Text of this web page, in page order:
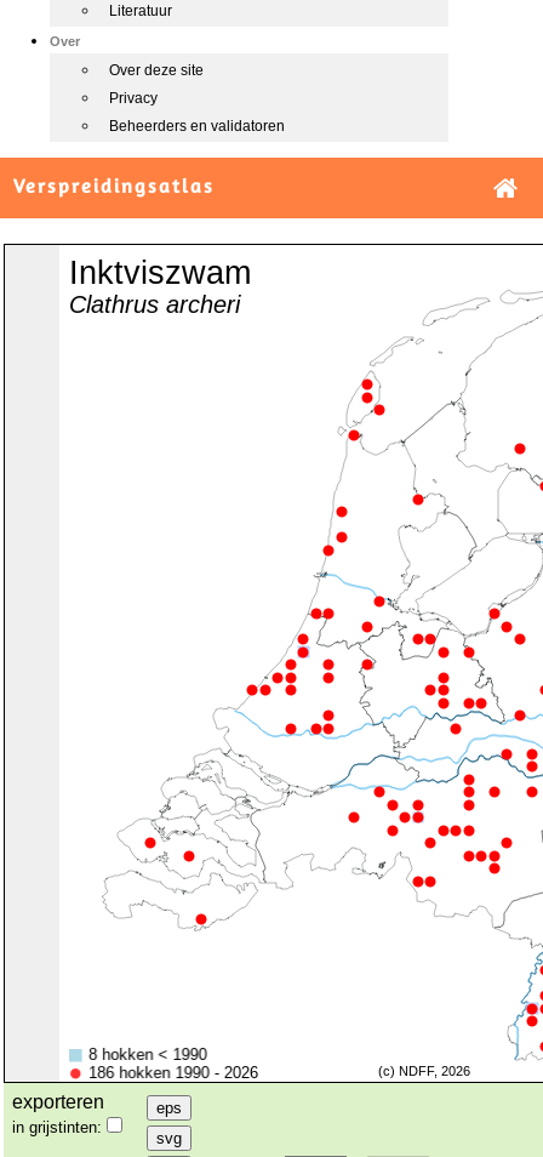
Literatuur
Over
Over deze site
Privacy
Beheerders en validatoren
Verspreidingsatlas